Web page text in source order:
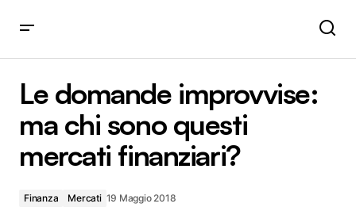
finanziari?
Le domande improvvise:
ma chi sono questi
mercati finanziari?
Finanza Mercati 19 Maggio 2018